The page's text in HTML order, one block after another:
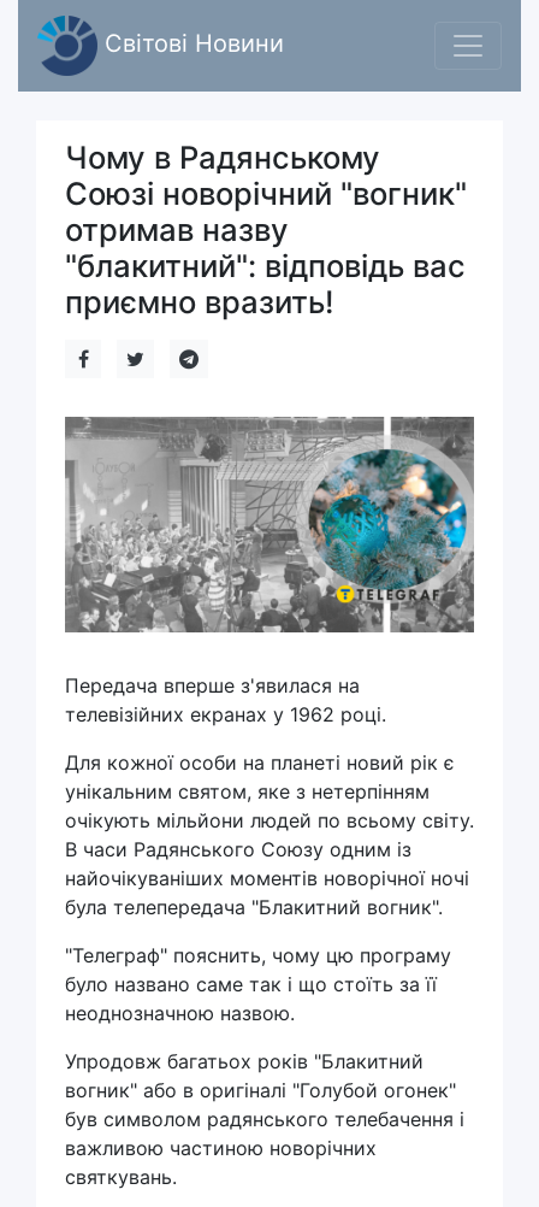
Світові Новини
Чому в Радянському
Союзі новорічний "вогник"
отримав назву
"блакитний": відповідь вас
приємно вразить!
Передача вперше з'явилася на
телевізійних екранах у 1962 році.
Для кожної особи на планеті новий рік є
унікальним святом, яке з нетерпінням
очікують мільйони людей по всьому світу.
В часи Радянського Союзу одним із
найочікуваніших моментів новорічної ночі
була телепередача "Блакитний вогник".
"Телеграф" пояснить, чому цю програму
було названо саме так і що стоїть за її
неоднозначною назвою.
Упродовж багатьох років "Блакитний
вогник" або в оригіналі "Голубой огонек"
був символом радянського телебачення і
важливою частиною новорічних
святкувань.